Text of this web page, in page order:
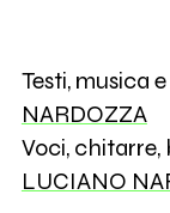
Testi, musica
NARDOZZA
Voci, chitarre,
LUCIANO